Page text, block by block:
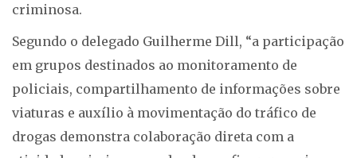
criminosa.
Segundo o delegado Guilherme Dill, “a participação
em grupos destinados ao monitoramento de
policiais, compartilhamento de informações sobre
viaturas e auxílio à movimentação do tráfico de
drogas demonstra colaboração direta com a